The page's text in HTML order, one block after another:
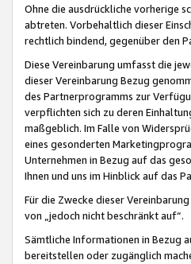
Ohne die ausdrückliche vorherige
abtreten. Vorbehaltlich dieser
rechtlich bindend, gegenüber den
Diese Vereinbarung umfasst die
dieser Vereinbarung Bezug
des Partnerprogramms zur
verpflichten sich zu deren
maßgeblich. Im Falle von
eines gesonderten
Unternehmen in Bezug auf das
Ihnen und uns im Hinblick auf das
Für die Zwecke dieser
von „jedoch nicht beschränkt auf“.
Sämtliche Informationen in Bezug
bereitstellen oder zugänglich